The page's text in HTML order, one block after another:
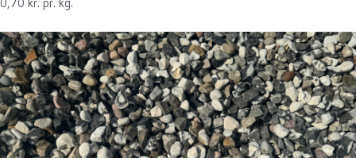
0,70 kr. pr. kg.